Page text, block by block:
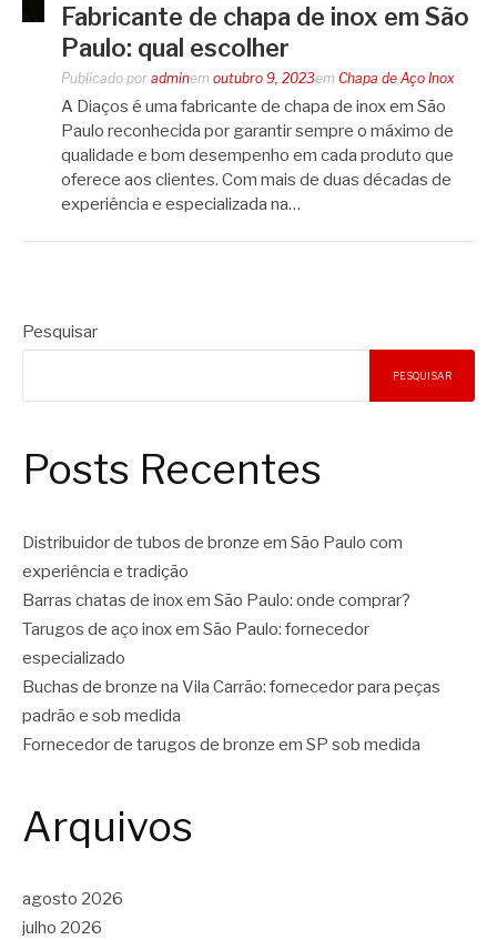
Fabricante de chapa de inox em São
Paulo: qual escolher
Publicado por adminem outubro 9, 2023em Chapa de Aço Inox
A Diaços é uma fabricante de chapa de inox em São
Paulo reconhecida por garantir sempre o máximo de
qualidade e bom desempenho em cada produto que
oferece aos clientes. Com mais de duas décadas de
experiência e especializada na…
Pesquisar
PESQUISAR
Posts Recentes
Distribuidor de tubos de bronze em São Paulo com
experiência e tradição
Barras chatas de inox em São Paulo: onde comprar?
Tarugos de aço inox em São Paulo: fornecedor
especializado
Buchas de bronze na Vila Carrão: fornecedor para peças
padrão e sob medida
Fornecedor de tarugos de bronze em SP sob medida
Arquivos
agosto 2026
julho 2026